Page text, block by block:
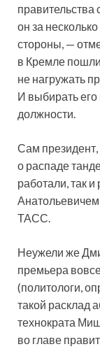
правительства
он за
стороны, —
в Кремле
не нагружать
И выбирать его
должности.
Сам президент,
о распаде
работали, так
ТАСС.
Неужели же
премьера
(политологи,
такой расклад
технократа
во главе